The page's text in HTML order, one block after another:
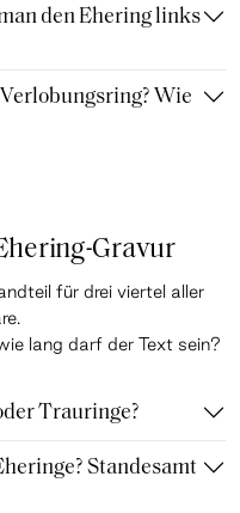
den Ehering links
Wie
Gravur
für drei viertel aller
lang darf der Text sein?
Trauringe?
Standesamt